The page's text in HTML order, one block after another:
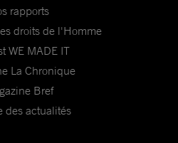
rapports
droits de l'Homme
WE MADE IT
La Chronique
Bref
des actualités